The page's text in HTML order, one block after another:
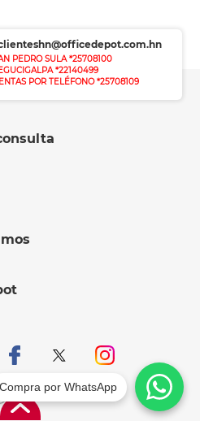
PEDRO SULA *25708100
*22140499
POR TELÉFONO *25708109
Compra por WhatsApp